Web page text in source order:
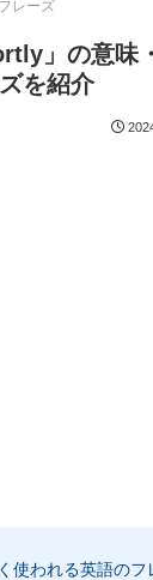
レーズ
」の意味
を紹介
使われる英語のフ